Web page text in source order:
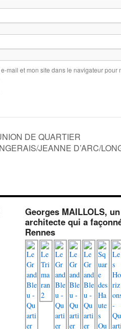
mail et mon site dans le navigateur pour
DE QUARTIER
JEANNE D’ARC/
Georges MAILLOLS, un
architecte qui a
Rennes